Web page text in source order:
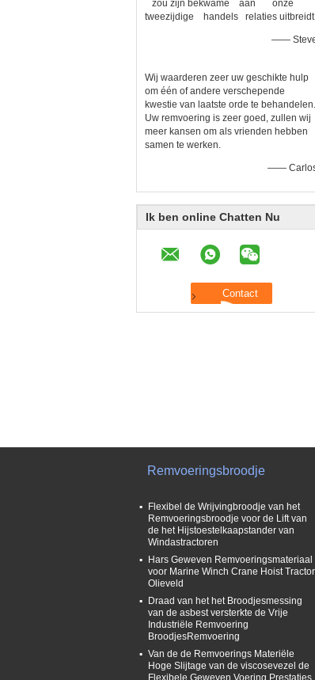
zou zijn bekwame aan onze
tweezijdige handels relaties
——
Wij waarderen zeer uw geschikte hulp
om één of andere verschepende
kwestie van laatste orde te behandelen.
Uw remvoering is zeer goed, zullen wij
meer kansen om als vrienden hebben
samen te werken.
——
Ik ben online Chatten Nu
Remvoeringsbroodje
Flexibel de Wrijvingbroodje van het
Remvoeringsbroodje voor de Lift van
de het Hijstoestelkaapstander van
Windastractoren
Hars Geweven Remvoeringsmateriaal
voor Marine Winch Crane Hoist
Olieveld
Draad van het het Broodjesmessing
van de asbest versterkte de Vrije
Industriële Remvoering
BroodjesRemvoering
Van de de Remvoerings Materiële
Hoge Slijtage van de viscosevezel de
Flexibele Geweven Voering Prestaties